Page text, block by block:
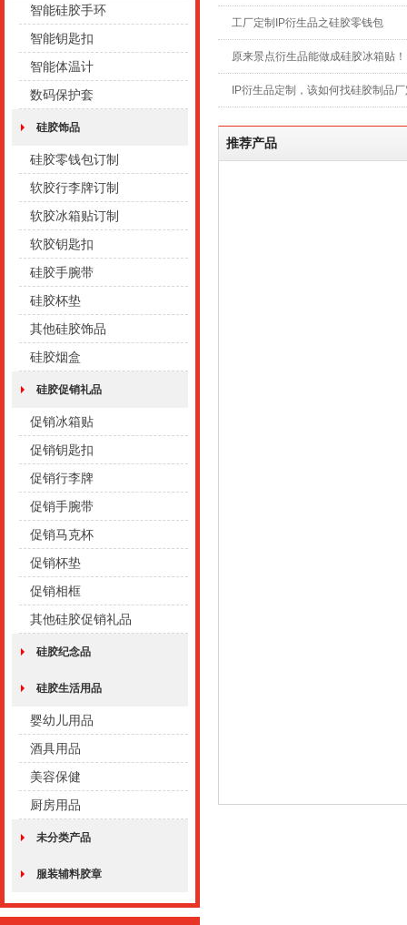
智能硅胶手环
智能钥匙扣
智能体温计
数码保护套
硅胶饰品
硅胶零钱包订制
软胶行李牌订制
软胶冰箱贴订制
软胶钥匙扣
硅胶手腕带
硅胶杯垫
其他硅胶饰品
硅胶烟盒
硅胶促销礼品
促销冰箱贴
促销钥匙扣
促销行李牌
促销手腕带
促销马克杯
促销杯垫
促销相框
其他硅胶促销礼品
硅胶纪念品
硅胶生活用品
婴幼儿用品
酒具用品
美容保健
厨房用品
未分类产品
服装辅料胶章
工厂定制IP衍生品之硅胶零钱包
原来景点衍生品能做成硅胶冰箱贴！
IP衍生品定制，该如何找硅胶制品
推荐产品